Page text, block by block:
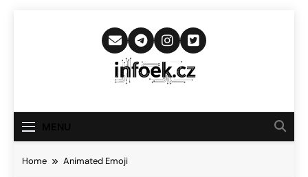
Infoek.cz
Novinkám
Home Animated Emoji